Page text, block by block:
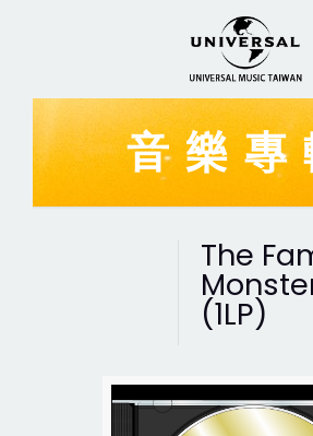
音樂
The
(1LP)